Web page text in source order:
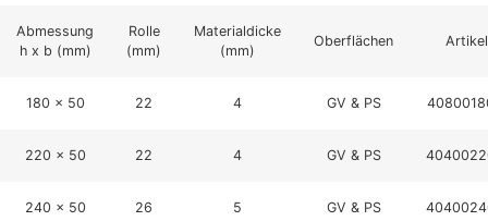
Abmessung
h x b (mm)
Rolle
(mm)
Materialdicke
(mm)
Oberflächen
180 x 50 22 4 GV & PS
220 x 50 22 4 GV & PS
240 x 50 26 5 GV & PS